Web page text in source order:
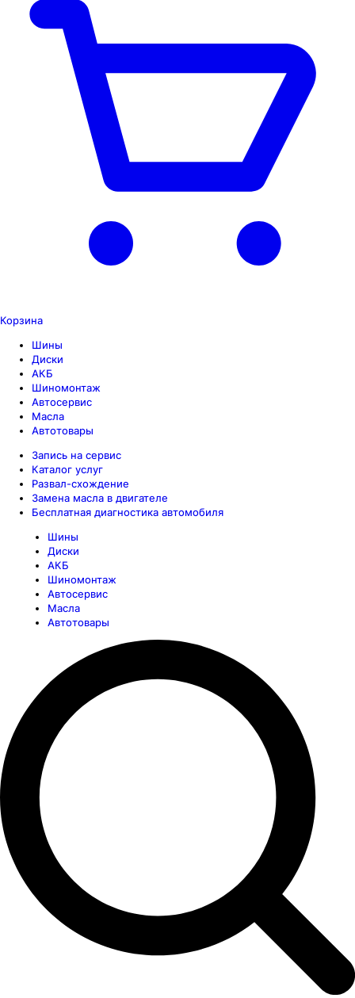
Корзина
Шины
Диски
АКБ
Шиномонтаж
Автосервис
Масла
Автотовары
Запись на сервис
Каталог услуг
Развал-схождение
Замена масла в двигателе
Бесплатная диагностика автомобиля
Шины
Диски
АКБ
Шиномонтаж
Автосервис
Масла
Автотовары